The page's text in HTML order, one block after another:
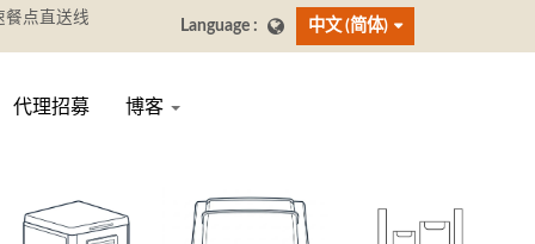
中文 (简体)
代理招募 博客